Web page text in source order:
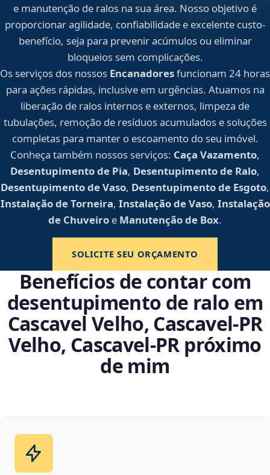
e manutenção de ralos na sua área. Nosso objetivo é
proporcionar agilidade, confiabilidade e excelente custo-
benefício, seja para prevenir acúmulos ou eliminar
bloqueios sem complicações.
Os serviços dos nossos Encanadoresfuncionam 24 horas
para ações rápidas, inclusive em urgências. Atuamos na
liberação de ralos internos e externos, limpeza de
tubulações, remoção de resíduos acumulados e soluções
completas para manter o escoamento do seu imóvel.
Conheça também nossos serviços: Caça Vazamento,
Desentupimento de Pia, Desentupimento de Ralo,
Desentupimento de Vaso, Desentupimento de Esgoto,
Instalação de Torneira, Instalação de Vaso, Instalação
de Chuveiro e Manutenção de Box.
SOLICITE SEU ORÇAMENTO
Benefícios de contar com
desentupimento de ralo em
Cascavel Velho, Cascavel‑PR
Velho, Cascavel‑PR próximo
de mim